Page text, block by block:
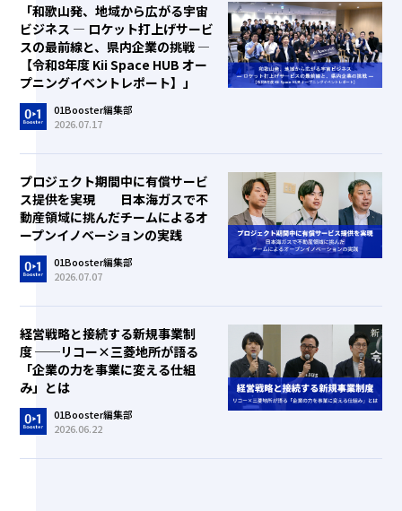
「和歌山発、地域から広がる宇宙
ビジネス ― ロケット打上げサービ
スの最前線と、県内企業の挑戦 ―
【令和8年度 Kii Space HUB オー
プニングイベントレポート】」
01Booster編集部
2026.07.17
プロジェクト期間中に有償サービ
ス提供を実現 日本海ガスで不
動産領域に挑んだチームによるオ
ープンイノベーションの実践
01Booster編集部
2026.07.07
経営戦略と接続する新規事業制
度 ──リコー×三菱地所が語る
「企業の力を事業に変える仕組
み」とは
01Booster編集部
2026.06.22